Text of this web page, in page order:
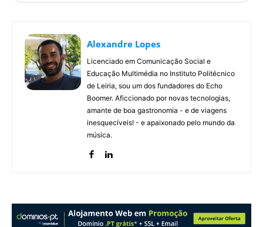
Alexandre Lopes
Licenciado em Comunicação Social e
Educação Multimédia no Instituto Politécnico
de Leiria, sou um dos fundadores do Echo
Boomer. Aficcionado por novas tecnologias,
amante de boa gastronomia - e de viagens
inesquecíveis! - e apaixonado pelo mundo da
música.